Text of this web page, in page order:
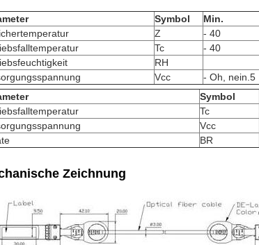
Symbol Min.
Z - 40
Tc - 40
RH
Vcc - Oh, nein.5
Symbol
Tc
Vcc
BR
Zeichnung